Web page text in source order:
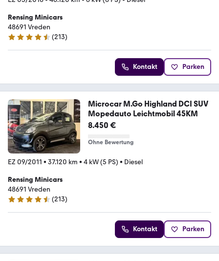
Rensing Minicars
48691 Vreden
4.7 Sterne
(213)
Kontakt Parken
Microcar M.Go Highland DCI SUV
Mopedauto Leichtmobil 45KM
8.450 €
Ohne Bewertung
EZ 09/2011 • 37.120 km • 4 kW (5 PS) • Diesel
Rensing Minicars
48691 Vreden
4.7 Sterne
(213)
Kontakt Parken